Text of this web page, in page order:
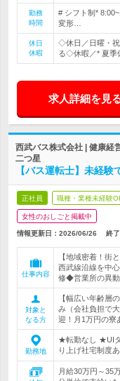
勤務
時間
# シフト制*
変形…
休日
休暇
◇休日／日曜・祝
る◇休暇／* 夏季
求人詳細を見
西武バス株式会社 | 健康経
二つ星
【バス運転士】未経
正社員 職種・業種未経験
女性のおしごと掲載中
情報更新日：2026/06/26 終
仕事内容
【地域密着！街
西武線沿線を中
修◆営業所の異動
対象と
なる方
【幅広い年齢層
み（会社負担で
迎！月1万円の寮
勤務地
★転勤なし ★UI
り上げ社宅制度
月給30万円～35